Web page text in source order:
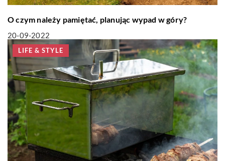
O czym należy pamiętać, planując wypad w góry?
20-09-2022
LIFE & STYLE